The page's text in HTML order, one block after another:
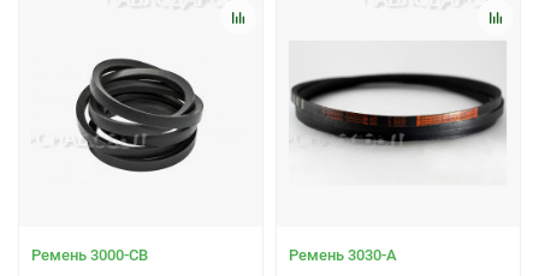
Ремень 3000-СВ
Ремень 3030-А